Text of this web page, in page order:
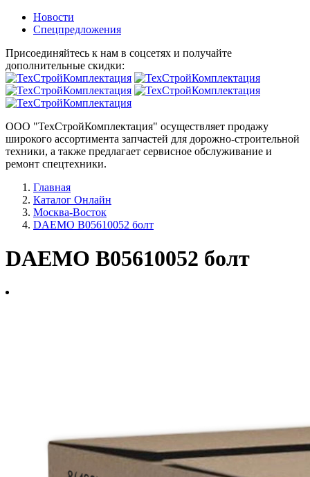
Новости
Спецпредложения
Присоединяйтесь к нам в соцсетях и получайте
дополнительные скидки:
ООО "ТехСтройКомплектация" осуществляет продажу
широкого ассортимента запчастей для дорожно-строительной
техники, а также предлагает сервисное обслуживание и
ремонт спецтехники.
Главная
Каталог Онлайн
Москва-Восток
DAEMO B05610052 болт
DAEMO B05610052 болт